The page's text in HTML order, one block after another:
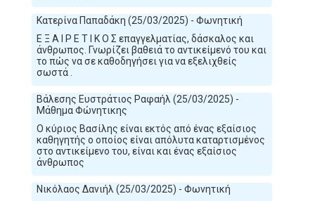
Κατερίνα Παπαδάκη (25/03/2025) - Φωνητική
Ε Ξ Α Ι Ρ Ε Τ Ι Κ Ο Σ επαγγελματίας, δάσκαλος και
άνθρωπος. Γνωρίζει βαθειά το αντικείμενό του και
το πώς να σε καθοδηγήσει για να εξελιχθείς
σωστά .
Βάλεσης Ευστράτιος Ραφαήλ (25/03/2025) -
Μάθημα Φώνητικης
Ο κύριος Βασίλης είναι εκτός από ένας εξαίσιος
καθηγητής ο οποίος είναι απόλυτα καταρτισμένος
στο αντικείμενο του, είναι και ένας εξαίσιος
άνθρωπος
Νικόλαος Δανιήλ (25/03/2025) - Φωνητική